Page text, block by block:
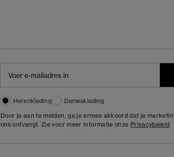
Herenkleding
Dameskleding
Door je aan te melden, ga je ermee akkoord dat je
ons ontvangt. Zie voor meer informatie onze Privacybeleid